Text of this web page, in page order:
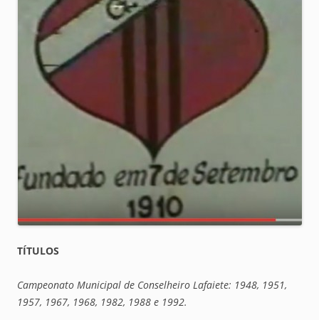
TÍTULOS
Campeonato Municipal de Conselheiro Lafaiete: 1948, 1951,
1957, 1967, 1968, 1982, 1988 e 1992.